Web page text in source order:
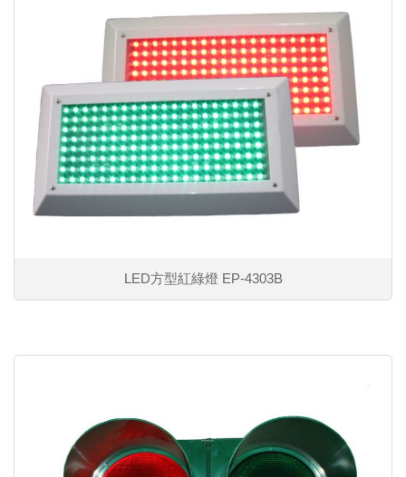
LED方型紅綠燈 EP-4303B